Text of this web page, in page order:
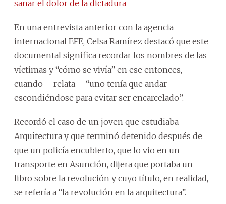
sanar el dolor de la dictadura
En una entrevista anterior con la agencia
internacional EFE, Celsa Ramírez destacó que este
documental significa recordar los nombres de las
víctimas y “cómo se vivía” en ese entonces,
cuando —relata— “uno tenía que andar
escondiéndose para evitar ser encarcelado”.
Recordó el caso de un joven que estudiaba
Arquitectura y que terminó detenido después de
que un policía encubierto, que lo vio en un
transporte en Asunción, dijera que portaba un
libro sobre la revolución y cuyo título, en realidad,
se refería a “la revolución en la arquitectura”.